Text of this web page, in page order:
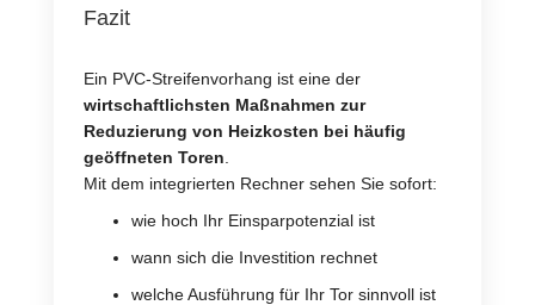
Fazit
Ein PVC-Streifenvorhang ist eine der
wirtschaftlichsten Maßnahmen zur
Reduzierung von Heizkosten bei häufig
geöffneten Toren
Mit dem integrierten Rechner sehen Sie sofort:
wie hoch Ihr Einsparpotenzial ist
wann sich die Investition rechnet
welche Ausführung für Ihr Tor sinnvoll ist